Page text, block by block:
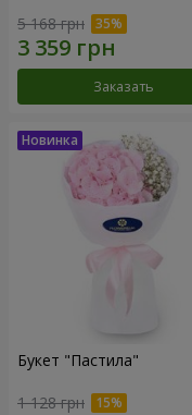
5 168 грн
Заказать
Букет "Пастила"
1 128 грн